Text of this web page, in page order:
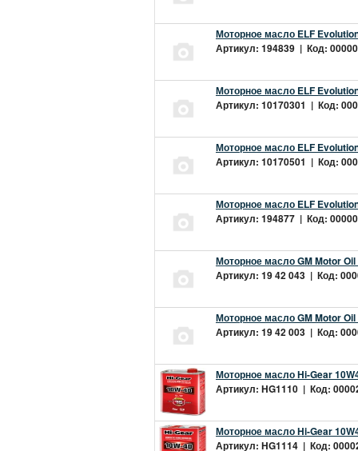
Моторное масло ELF
Артикул: 194839 | Код:
Моторное масло ELF
Артикул: 10170301 | Код:
Моторное масло ELF
Артикул: 10170501 | Код:
Моторное масло ELF
Артикул: 194877 | Код:
Моторное масло GM Motor Oil
Артикул: 19 42 043 | Код:
Моторное масло GM Motor
Артикул: 19 42 003 | Код:
Моторное масло Hi-Gear
Артикул: HG1110 | Код:
Моторное масло Hi-Gear
Артикул: HG1114 | Код: